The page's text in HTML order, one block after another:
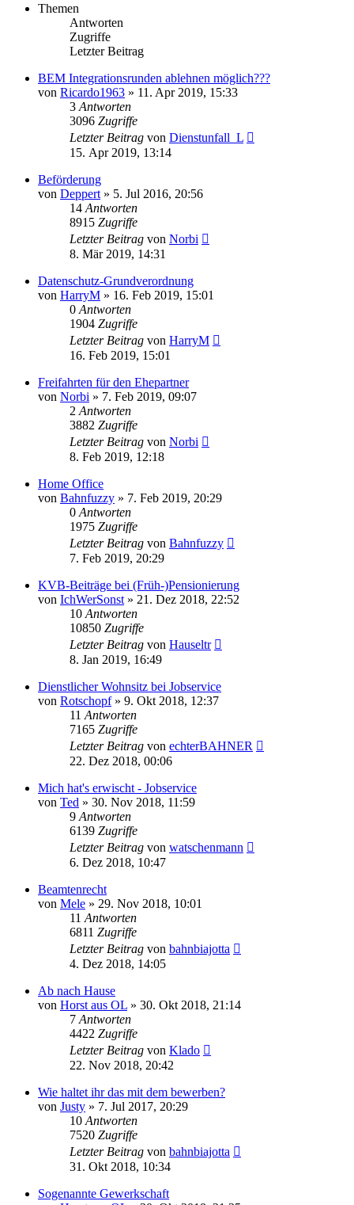
Themen
Antworten
Zugriffe
Letzter Beitrag
BEM Integrationsrunden ablehnen möglich???
von Ricardo1963 » 11. Apr 2019, 15:33
3 Antworten
3096 Zugriffe
Letzter Beitrag von Dienstunfall_L
15. Apr 2019, 13:14
Beförderung
von Deppert » 5. Jul 2016, 20:56
14 Antworten
8915 Zugriffe
Letzter Beitrag von Norbi
8. Mär 2019, 14:31
Datenschutz-Grundverordnung
von HarryM » 16. Feb 2019, 15:01
0 Antworten
1904 Zugriffe
Letzter Beitrag von HarryM
16. Feb 2019, 15:01
Freifahrten für den Ehepartner
von Norbi » 7. Feb 2019, 09:07
2 Antworten
3882 Zugriffe
Letzter Beitrag von Norbi
8. Feb 2019, 12:18
Home Office
von Bahnfuzzy » 7. Feb 2019, 20:29
0 Antworten
1975 Zugriffe
Letzter Beitrag von Bahnfuzzy
7. Feb 2019, 20:29
KVB-Beiträge bei (Früh-)Pensionierung
von IchWerSonst » 21. Dez 2018, 22:52
10 Antworten
10850 Zugriffe
Letzter Beitrag von Hauseltr
8. Jan 2019, 16:49
Dienstlicher Wohnsitz bei Jobservice
von Rotschopf» 9. Okt 2018, 12:37
11 Antworten
7165 Zugriffe
Letzter Beitrag von echterBAHNER
22. Dez 2018, 00:06
Mich hat's erwischt - Jobservice
von Ted » 30. Nov 2018, 11:59
9 Antworten
6139 Zugriffe
Letzter Beitrag von watschenmann
6. Dez 2018, 10:47
Beamtenrecht
von Mele » 29. Nov 2018, 10:01
11 Antworten
6811 Zugriffe
Letzter Beitrag von bahnbiajotta
4. Dez 2018, 14:05
Ab nach Hause
von Horst aus OL » 30. Okt 2018, 21:14
7 Antworten
4422 Zugriffe
Letzter Beitrag von Klado
22. Nov 2018, 20:42
Wie haltet ihr das mit dem bewerben?
von Justy » 7. Jul 2017, 20:29
10 Antworten
7520 Zugriffe
Letzter Beitrag von bahnbiajotta
31. Okt 2018, 10:34
Sogenannte Gewerkschaft